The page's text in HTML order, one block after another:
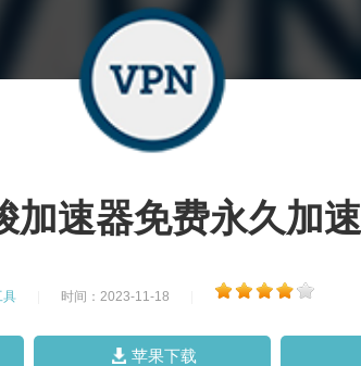
加速器免费永久加速
具 时间：2023-11-18
苹果下载